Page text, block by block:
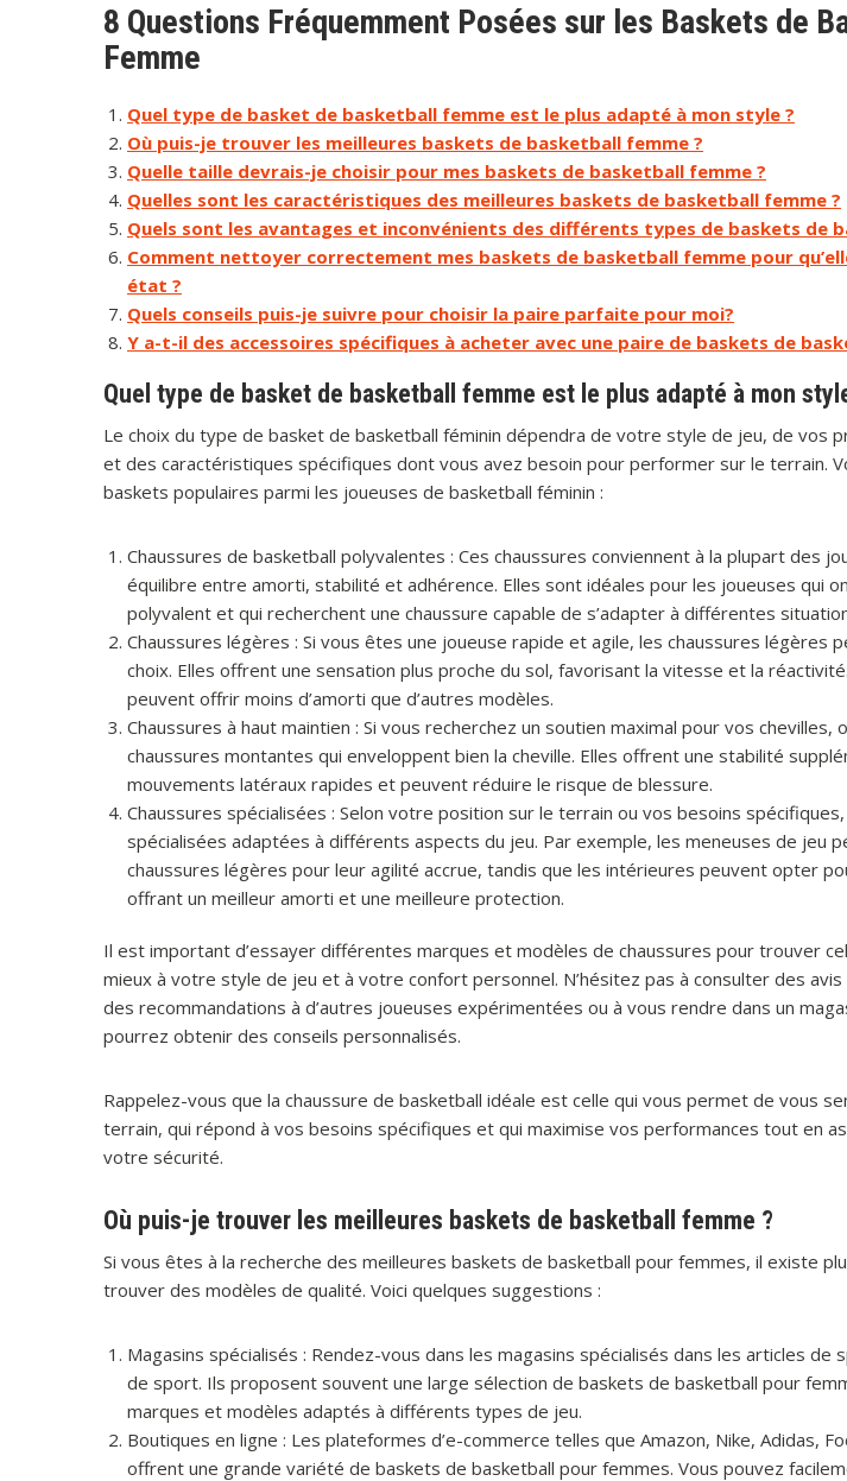
8 Questions Fréquemment Posées sur les Baskets de
Femme
Quel type de basket de basketball femme est le plus adapté à mon style ?
Où puis-je trouver les meilleures baskets de basketball femme ?
Quelle taille devrais-je choisir pour mes baskets de basketball femme ?
Quelles sont les caractéristiques des meilleures baskets de basketball femme ?
Quels sont les avantages et inconvénients des différents types de baskets de
Comment nettoyer correctement mes baskets de basketball femme pour
état ?
Quels conseils puis-je suivre pour choisir la paire parfaite pour moi?
Y a-t-il des accessoires spécifiques à acheter avec une paire de baskets de
Quel type de basket de basketball femme est le plus adapté à mon
Le choix du type de basket de basketball féminin dépendra de votre style de jeu, de vos
et des caractéristiques spécifiques dont vous avez besoin pour performer sur le terrain.
baskets populaires parmi les joueuses de basketball féminin :
Chaussures de basketball polyvalentes : Ces chaussures conviennent à la plupart des
équilibre entre amorti, stabilité et adhérence. Elles sont idéales pour les joueuses qui
polyvalent et qui recherchent une chaussure capable de s’adapter à différentes
Chaussures légères : Si vous êtes une joueuse rapide et agile, les chaussures légères
choix. Elles offrent une sensation plus proche du sol, favorisant la vitesse et la
peuvent offrir moins d’amorti que d’autres modèles.
Chaussures à haut maintien : Si vous recherchez un soutien maximal pour vos chevilles,
chaussures montantes qui enveloppent bien la cheville. Elles offrent une stabilité
mouvements latéraux rapides et peuvent réduire le risque de blessure.
Chaussures spécialisées : Selon votre position sur le terrain ou vos besoins
spécialisées adaptées à différents aspects du jeu. Par exemple, les meneuses de jeu
chaussures légères pour leur agilité accrue, tandis que les intérieures peuvent opter
offrant un meilleur amorti et une meilleure protection.
Il est important d’essayer différentes marques et modèles de chaussures pour trouver
mieux à votre style de jeu et à votre confort personnel. N’hésitez pas à consulter des
des recommandations à d’autres joueuses expérimentées ou à vous rendre dans un
pourrez obtenir des conseils personnalisés.
Rappelez-vous que la chaussure de basketball idéale est celle qui vous permet de vous
terrain, qui répond à vos besoins spécifiques et qui maximise vos performances tout en
votre sécurité.
Où puis-je trouver les meilleures baskets de basketball femme ?
Si vous êtes à la recherche des meilleures baskets de basketball pour femmes, il existe
trouver des modèles de qualité. Voici quelques suggestions :
Magasins spécialisés : Rendez-vous dans les magasins spécialisés dans les articles de
de sport. Ils proposent souvent une large sélection de baskets de basketball pour
marques et modèles adaptés à différents types de jeu.
Boutiques en ligne : Les plateformes d’e-commerce telles que Amazon, Nike, Adidas,
offrent une grande variété de baskets de basketball pour femmes. Vous pouvez